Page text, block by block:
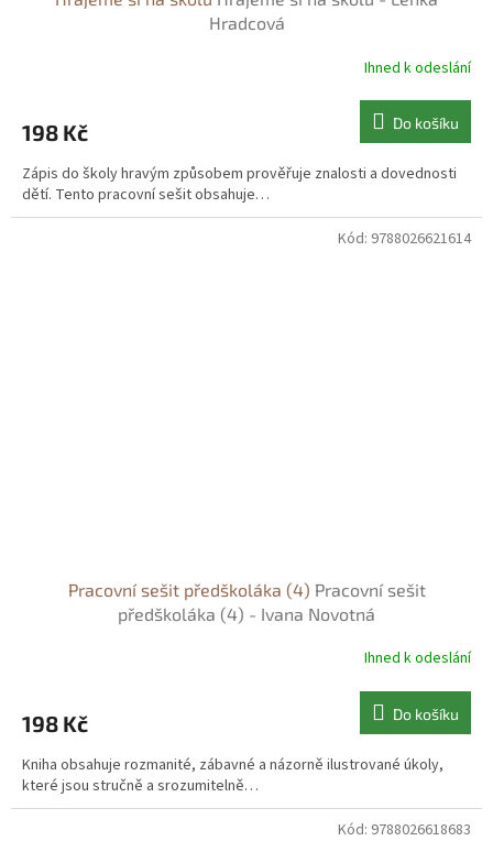
Hradcová
Ihned k odeslání
198 Kč Do košíku
Zápis do školy hravým způsobem prověřuje znalosti a dovednosti
dětí. Tento pracovní sešit obsahuje…
Pracovní sešit předškoláka (4) Pracovní sešit
předškoláka (4) - Ivana Novotná
Ihned k odeslání
198 Kč Do košíku
Kniha obsahuje rozmanité, zábavné a názorně ilustrované úkoly,
které jsou stručně a srozumitelně…
Kód: 9788026621614
Kód: 9788026618683